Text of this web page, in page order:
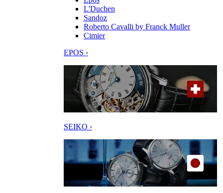
L'Duchen
Sandoz
Roberto Cavalli by Franck Muller
Cimier
EPOS ›
SEIKO ›